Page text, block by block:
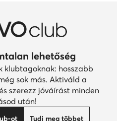
lehetőség
klubtagoknak: hosszabb
sok más. Aktiváld a
szerezz jóváírást minden
után!
ot Tudj meg többet